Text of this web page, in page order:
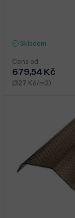
Skladem
Cena od
679,54 Kč
(327 Kč/m2)